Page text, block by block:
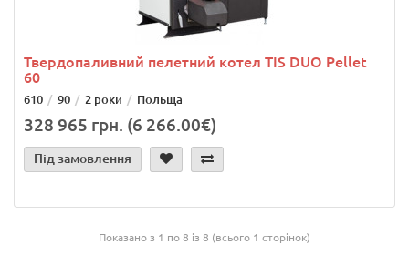
Твердопаливний пелетний котел TIS DUO Pellet
60
610 90 2 роки Польща
328 965 грн. (6 266.00€)
Під замовлення
Показано з 1 по 8 із 8 (всього 1 сторінок)